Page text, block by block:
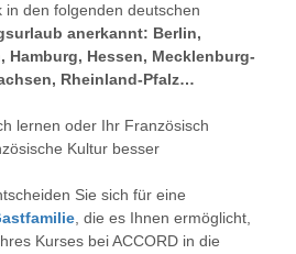
den folgenden deutschen
anerkannt: Berlin,
Hamburg, Hessen, Mecklenburg-
Rheinland-Pfalz…
lernen oder Ihr Französisch
Kultur besser
Sie sich für eine
, die es Ihnen ermöglicht,
Kurses bei ACCORD in die